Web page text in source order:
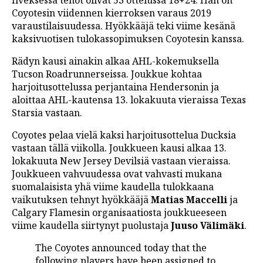
Coyotesin viidennen kierroksen varaus 2019
varaustilaisuudessa. Hyökkääjä teki viime kesänä
kaksivuotisen tulokassopimuksen Coyotesin kanssa.
Rädyn kausi ainakin alkaa AHL-kokemuksella
Tucson Roadrunnerseissa. Joukkue kohtaa
harjoitusottelussa perjantaina Hendersonin ja
aloittaa AHL-kautensa 13. lokakuuta vieraissa Texas
Starsia vastaan.
Coyotes pelaa vielä kaksi harjoitusottelua Ducksia
vastaan tällä viikolla. Joukkueen kausi alkaa 13.
lokakuuta New Jersey Devilsiä vastaan vieraissa.
Joukkueen vahvuudessa ovat vahvasti mukana
suomalaisista yhä viime kaudella tulokkaana
vaikutuksen tehnyt hyökkääjäMatias Maccellija
Calgary Flamesin organisaatiosta joukkueeseen
viime kaudella siirtynyt puolustajaJuuso Välimäki.
The Coyotes announced today that the